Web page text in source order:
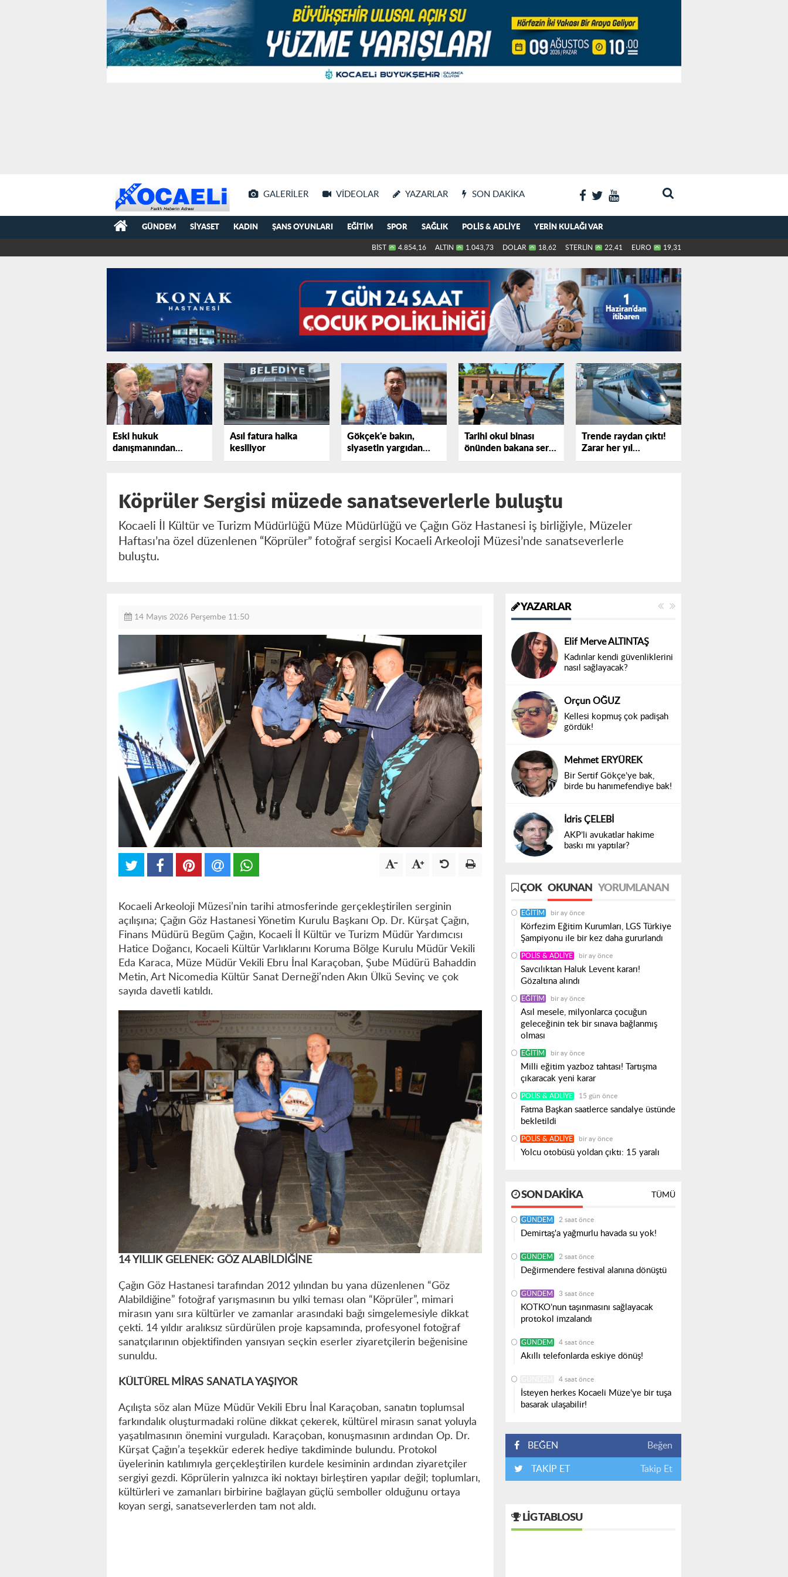
GALERILER VIDEOLAR YAZARLAR SON DAKIKA
GÜNDEM SIYASET KADIN ŞANS OYUNLARI EĞITIM SPOR SAĞLIK POLIS & ADLIYE YERIN KULAĞI VAR
BİST 4.854,16 ALTIN 1.043,73 DOLAR 18,62 STERLİN 22,41 EURO 19,31
Eski hukuk
danışmanından
Erdoğan'a bir uyarı
Asıl fatura halka
kesiliyor
Gökçek'e bakın,
siyasetin yargıdan
elini çekmediğini
Tarihi okul binası
önünden bakana sert
tepki gösterdi!
Trende raydan çıktı!
Zarar her yıl
katlanıyor
Köprüler Sergisi müzede sanatseverlerle buluştu
Kocaeli İl Kültür ve Turizm Müdürlüğü Müze Müdürlüğü ve Çağın Göz Hastanesi iş birliğiyle, Müzeler
Haftası’na özel düzenlenen “Köprüler” fotoğraf sergisi Kocaeli Arkeoloji Müzesi’nde sanatseverlerle
buluştu.
14 Mayıs 2026 Perşembe 11:50
Kocaeli Arkeoloji Müzesi’nin tarihi atmosferinde gerçekleştirilen serginin
açılışına; Çağın Göz Hastanesi Yönetim Kurulu Başkanı Op. Dr. Kürşat Çağın,
Finans Müdürü Begüm Çağın, Kocaeli İl Kültür ve Turizm Müdür Yardımcısı
Hatice Doğancı, Kocaeli Kültür Varlıklarını Koruma Bölge Kurulu Müdür Vekili
Eda Karaca, Müze Müdür Vekili Ebru İnal Karaçoban, Şube Müdürü Bahaddin
Metin, Art Nicomedia Kültür Sanat Derneği’nden Akın Ülkü Sevinç ve çok
sayıda davetli katıldı.
14 YILLIK GELENEK: GÖZ ALABİLDİĞİNE
Çağın Göz Hastanesi tarafından 2012 yılından bu yana düzenlenen “Göz
Alabildiğine” fotoğraf yarışmasının bu yılki teması olan “Köprüler”, mimari
mirasın yanı sıra kültürler ve zamanlar arasındaki bağı simgelemesiyle dikkat
çekti. 14 yıldır aralıksız sürdürülen proje kapsamında, profesyonel fotoğraf
sanatçılarının objektifinden yansıyan seçkin eserler ziyaretçilerin beğenisine
sunuldu.
KÜLTÜREL MİRAS SANATLA YAŞIYOR
Açılışta söz alan Müze Müdür Vekili Ebru İnal Karaçoban, sanatın toplumsal
farkındalık oluşturmadaki rolüne dikkat çekerek, kültürel mirasın sanat yoluyla
yaşatılmasının önemini vurguladı. Karaçoban, konuşmasının ardından Op. Dr.
Kürşat Çağın’a teşekkür ederek hediye takdiminde bulundu. Protokol
üyelerinin katılımıyla gerçekleştirilen kurdele kesiminin ardından ziyaretçiler
sergiyi gezdi. Köprülerin yalnızca iki noktayı birleştiren yapılar değil; toplumları,
kültürleri ve zamanları birbirine bağlayan güçlü semboller olduğunu ortaya
koyan sergi, sanatseverlerden tam not aldı.
YAZARLAR
Elif Merve ALTINTAŞ
Kadınlar kendi güvenliklerini
nasıl sağlayacak?
Orçun OĞUZ
Kellesi kopmuş çok padişah
gördük!
Mehmet ERYÜREK
Bir Sertif Gökçe’ye bak,
birde bu hanımefendiye bak!
İdris ÇELEBİ
AKP’li avukatlar hakime
baskı mı yaptılar?
ÇOK OKUNAN YORUMLANAN
EĞITIM bir ay önce
Körfezim Eğitim Kurumları, LGS Türkiye
Şampiyonu ile bir kez daha gururlandı
POLIS & ADLIYE bir ay önce
Savcılıktan Haluk Levent kararı!
Gözaltına alındı
EĞITIM bir ay önce
Asıl mesele, milyonlarca çocuğun
geleceğinin tek bir sınava bağlanmış
olması
EĞITIM bir ay önce
Milli eğitim yazboz tahtası! Tartışma
çıkaracak yeni karar
POLIS & ADLIYE 15 gün önce
Fatma Başkan saatlerce sandalye üstünde
bekletildi
POLIS & ADLIYE bir ay önce
Yolcu otobüsü yoldan çıktı: 15 yaralı
SON DAKIKA TÜMÜ
GÜNDEM 2 saat önce
Demirtaş'a yağmurlu havada su yok!
GÜNDEM 2 saat önce
Değirmendere festival alanına dönüştü
GÜNDEM 3 saat önce
KOTKO’nun taşınmasını sağlayacak
protokol imzalandı
GÜNDEM 4 saat önce
Akıllı telefonlarda eskiye dönüş!
4 saat önce
İsteyen herkes Kocaeli Müze’ye bir tuşa
basarak ulaşabilir!
BEĞEN Beğen
TAKİP ET Takip Et
LIG TABLOSU